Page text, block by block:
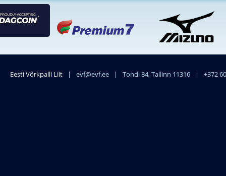
Eesti Võrkpalli Liit | evf@evf.ee | Tondi 84, Tallinn 11316 | +372